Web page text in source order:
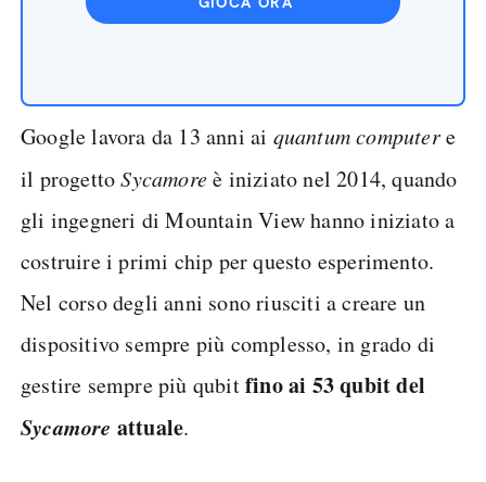
Google lavora da 13 anni ai quantum computere
il progettoSycamoreè iniziato nel 2014, quando
gli ingegneri di Mountain View hanno iniziato a
costruire i primi chip per questo esperimento.
Nel corso degli anni sono riusciti a creare un
dispositivo sempre più complesso, in grado di
gestire sempre più qubitfino ai 53 qubit del
Sycamore attuale.